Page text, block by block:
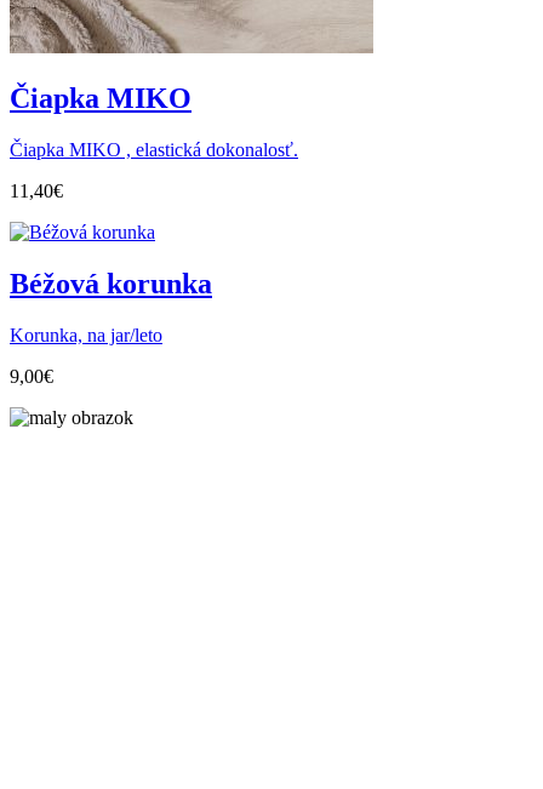
Čiapka MIKO
Čiapka MIKO , elastická dokonalosť.
11,40€
Béžová korunka
Korunka, na jar/leto
9,00€